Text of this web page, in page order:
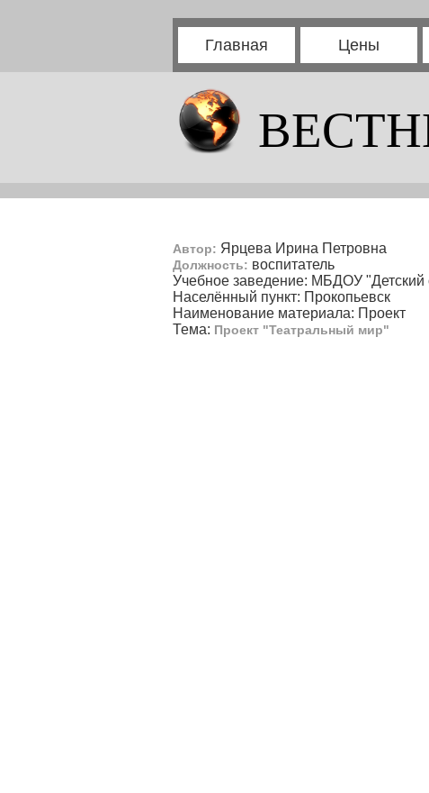
Главная Цены
Автор: Ярцева Ирина Петровна
Должность: воспитатель
Учебное заведение: МБДОУ
Населённый пункт: Прокопьевск
Наименование материала: Проект
Тема: Проект "Театральный мир"